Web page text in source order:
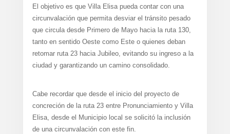
El objetivo es que Villa Elisa pueda contar con una
circunvalación que permita desviar el tránsito pesado
que circula desde Primero de Mayo hacia la ruta 130,
tanto en sentido Oeste como Este o quienes deban
retomar ruta 23 hacia Jubileo, evitando su ingreso a la
ciudad y garantizando un camino consolidado.
Cabe recordar que desde el inicio del proyecto de
concreción de la ruta 23 entre Pronunciamiento y Villa
Elisa, desde el Municipio local se solicitó la inclusión
de una circunvalación con este fin.